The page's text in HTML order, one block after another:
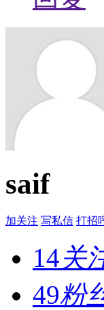
saif
加关注 写私信 打招
14关
49粉